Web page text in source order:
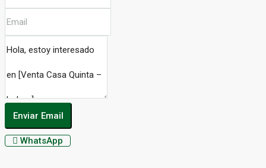
Enviar Email
WhatsApp